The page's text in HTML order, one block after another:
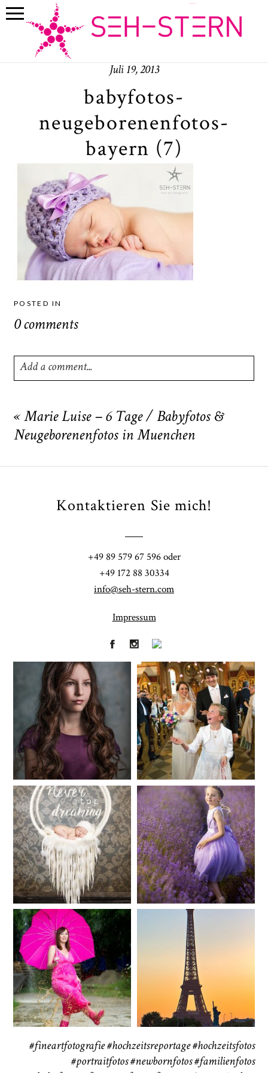
Juli 19, 2013
babyfotos-
neugeborenenfotos-
bayern (7)
POSTED IN
0 comments
Add a comment...
are marked *
« Marie Luise – 6 Tage / Babyfotos &
Neugeborenenfotos in Muenchen
Kontaktieren Sie mich!
+49 89 579 67 596 oder
+49 172 88 30334
info@seh-stern.com
Impressum
Fineart
41
Hochzeit
183
Baby/Newborn
72
Kinder
111
Babybauch
37
Reise
41
#fineartfotografie #hochzeitsreportage #hochzeitsfotos
#portraitfotos #newbornfotos #familienfotos